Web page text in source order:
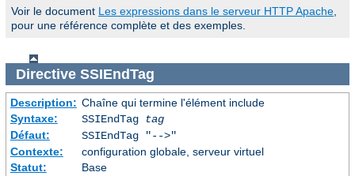
Voir le document Les expressions dans le serveur HTTP Apache
pour une référence complète et des exemples.
Directive SSIEndTag
Description: Chaîne qui termine l'élément include
Syntaxe:
SSIEndTag
tag
Défaut:
SSIEndTag "-->"
Contexte:
configuration globale, serveur virtuel
Statut:
Base